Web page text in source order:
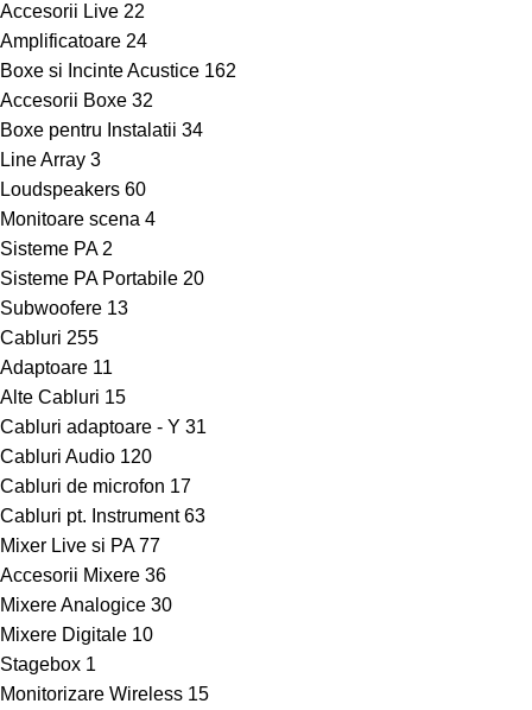
Accesorii Live 22
Amplificatoare 24
Boxe si Incinte Acustice 162
Accesorii Boxe 32
Boxe pentru Instalatii 34
Line Array 3
Loudspeakers 60
Monitoare scena 4
Sisteme PA 2
Sisteme PA Portabile 20
Subwoofere 13
Cabluri 255
Adaptoare 11
Alte Cabluri 15
Cabluri adaptoare - Y 31
Cabluri Audio 120
Cabluri de microfon 17
Cabluri pt. Instrument 63
Mixer Live si PA 77
Accesorii Mixere 36
Mixere Analogice 30
Mixere Digitale 10
Stagebox 1
Monitorizare Wireless 15